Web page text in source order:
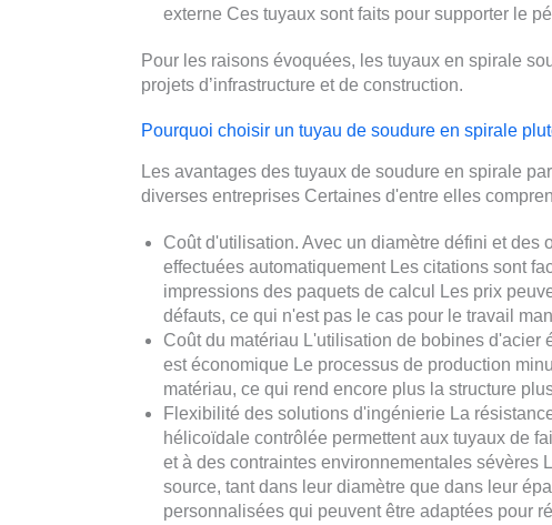
externe Ces tuyaux sont faits pour supporter le
Pour les raisons évoquées, les tuyaux en spirale
projets d’infrastructure et de construction.
Pourquoi choisir un tuyau de soudure en spirale
Les avantages des tuyaux de soudure en spirale
diverses entreprises Certaines d'entre elles
Coût d'utilisation. Avec un diamètre défini et
effectuées automatiquement Les citations sont
impressions des paquets de calcul Les prix
défauts, ce qui n'est pas le cas pour le travail
Coût du matériau L'utilisation de bobines
est économique Le processus de production
matériau, ce qui rend encore plus la structure
Flexibilité des solutions d'ingénierie La
hélicoïdale contrôlée permettent aux tuyaux de
et à des contraintes environnementales sévères
source, tant dans leur diamètre que dans leur
personnalisées qui peuvent être adaptées pour